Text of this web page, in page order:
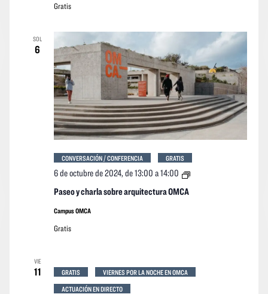
Gratis
SOL
6
Paseo y charla sobre arquitectura OMCA
6 de octubre de 2024, de 13:00 a14:00
Paseo
CONVERSACIÓN / CONFERENCIA GRATIS
Campus OMCA
Gratis
VIE
11 GRATIS
VIERNES POR LA NOCHE EN OMCA
ACTUACIÓN EN DIRECTO